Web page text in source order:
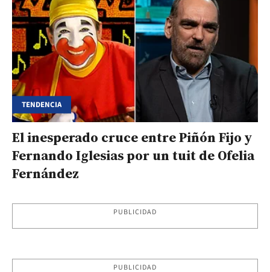
TENDENCIA
El inesperado cruce entre Piñón Fijo y
Fernando Iglesias por un tuit de Ofelia
Fernández
PUBLICIDAD
PUBLICIDAD